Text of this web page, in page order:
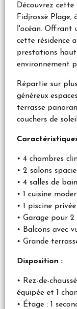
Découvrez
Fidjrossè Plage,
l'océan. Offrant
cette résidence
prestations
environnement
Répartie sur
généreux
terrasse
couchers de
• 4 chambres
• 2 salons
• 4 salles de bain
• 1 cuisine
• 1 piscine privée
• Garage pour 2
• Balcons avec
• Grande
Disposition :
• Rez-de-
équipée et 1
• Étage : 1